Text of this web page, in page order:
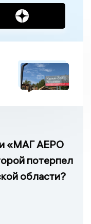
«МАГ АЕРО
потерпел
области?